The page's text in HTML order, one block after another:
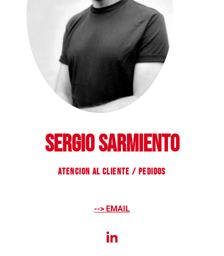
SERGIO SARMIENTO
ATENCION AL CLIENTE / PEDIDOS
--> EMAIL